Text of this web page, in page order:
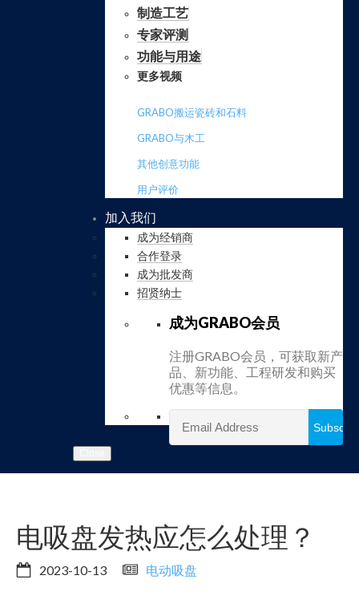
制造工艺
专家评测
功能与用途
更多视频
GRABO搬运瓷砖和石料
GRABO与木工
其他创意功能
用户评价
加入我们
成为经销商
合作登录
成为批发商
招贤纳士
成为GRABO会员
注册GRABO会员，可获取新产
品、新功能、工程研发和购买
优惠等信息。
电吸盘发热应怎么处理？
2023-10-13 电动吸盘